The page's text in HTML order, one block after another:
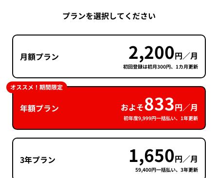
プランを選択してください
月額プラン 2,200円／月
初回登録は初月300円、1カ月更新
年額プラン およそ833円／月
初年度9,999円一括払い、1年更新
オススメ！期間限定
3年プラン 1,650円／月
59,400円一括払い、3年更新